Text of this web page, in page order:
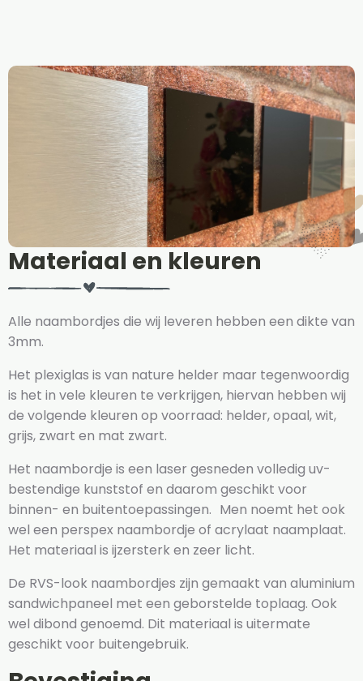
Materiaal en kleuren
Alle naambordjes die wij leveren hebben een dikte van
3mm.
Het plexiglas is van nature helder maar tegenwoordig
is het in vele kleuren te verkrijgen, hiervan hebben wij
de volgende kleuren op voorraad: helder, opaal, wit,
grijs, zwart en mat zwart.
Het naambordje is een laser gesneden volledig uv-
bestendige kunststof en daarom geschikt voor
binnen- en buitentoepassingen. Men noemt het ook
wel een perspex naambordje of acrylaat naamplaat.
Het materiaal is ijzersterk en zeer licht.
De RVS-look naambordjes zijn gemaakt van aluminium
sandwichpaneel met een geborstelde toplaag. Ook
wel dibond genoemd. Dit materiaal is uitermate
geschikt voor buitengebruik.